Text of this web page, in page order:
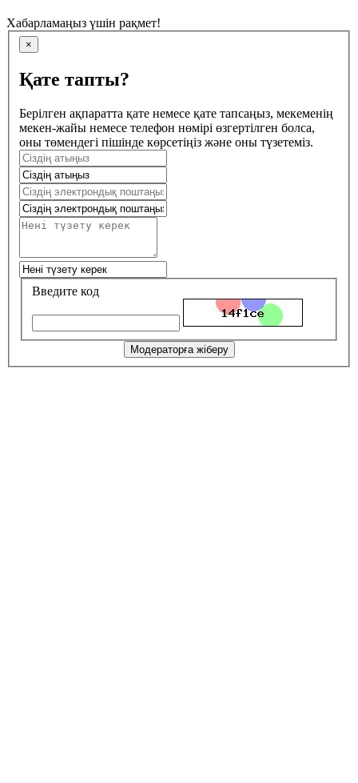
Хабарламаңыз үшін рақмет!
×
Қате тапты?
Берілген ақпаратта қате немесе қате тапсаңыз, мекеменің
мекен-жайы немесе телефон нөмірі өзгертілген болса,
оны төмендегі пішінде көрсетіңіз және оны түзетеміз.
Введите код
Модераторға жіберу